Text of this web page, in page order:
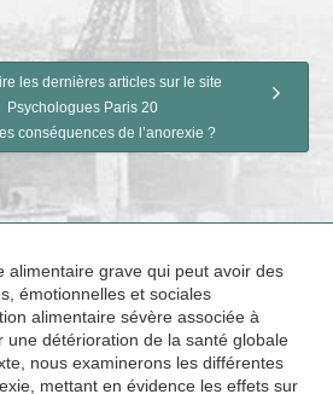
les dernières articles sur le site
Psychologues Paris 20
conséquences de l’anorexie ?
alimentaire grave qui peut avoir des
émotionnelles et sociales
alimentaire sévère associée à
une détérioration de la santé globale
nous examinerons les différentes
mettant en évidence les effets sur